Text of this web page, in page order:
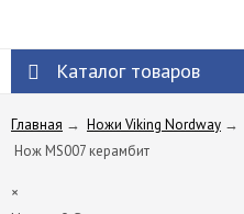
Каталог товаров
Главная → Ножи Viking Nordway →
Нож MS007 керамбит
×